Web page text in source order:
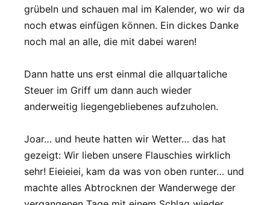
grübeln und schauen mal im Kalender, wo wir da
noch etwas einfügen können. Ein dickes Danke
noch mal an alle, die mit dabei waren!
Dann hatte uns erst einmal die allquartaliche
Steuer im Griff um dann auch wieder
anderweitig liegengebliebenes aufzuholen.
Joar… und heute hatten wir Wetter… das hat
gezeigt: Wir lieben unsere Flauschies wirklich
sehr! Eieieiei, kam da was von oben runter… und
machte alles Abtrocknen der Wanderwege der